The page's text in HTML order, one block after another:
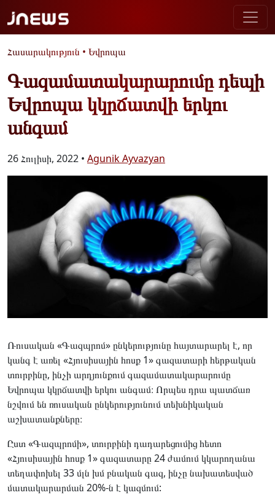
Հասարակություն • Եվրոպա
Գազամատակարարումը դեպի
Եվրոպա կկրճատվի երկու
անգամ
26 Հուլիսի, 2022 • Agunik Ayvazyan
Ռուսական «Գազպրոմ» ընկերությունը հայտարարել է, որ
կանգ է առել «Հյուսիսային հոսք 1» գազատարի հերթական
տուրբինը, ինչի արդյունքում գազամատակարարումը
Եվրոպա կկրճատվի երկու անգամ։ Որպես դրա պատճառ
նշվում են ռուսական ընկերությունում տեխնիկական
աշխատանքները։
Ըստ «Գազպրոմի», տուրբինի դադարեցումից հետո
«Հյուսիսային հոսք 1» գազատարը 24 ժամում կկարողանա
տեղափոխել 33 մլն խմ բնական գազ, ինչը նախատեսված
մատակարարման 20%-ն է կազմում: